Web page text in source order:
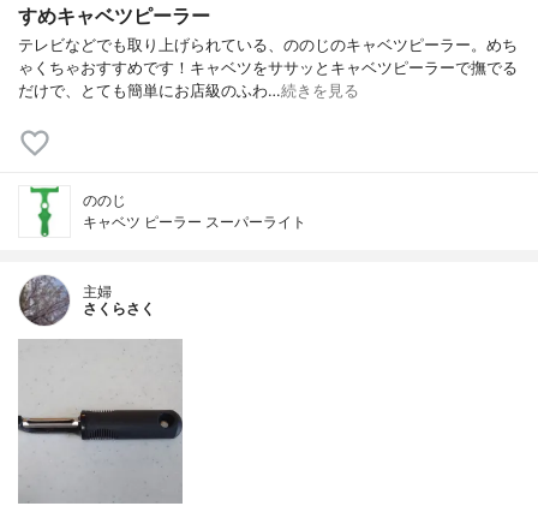
すめキャベツピーラー
テレビなどでも取り上げられている、ののじのキャベツピーラー。めち
ゃくちゃおすすめです！キャベツをササッとキャベツピーラーで撫でる
だけで、とても簡単にお店級のふわ…続きを見る
ののじ
キャベツ ピーラー スーパーライト
主婦
さくらさく